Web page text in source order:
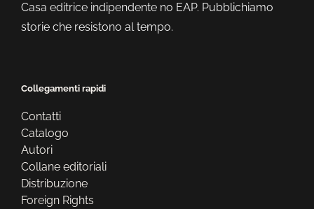
Casa editrice indipendente no EAP. Pubblichiamo
storie che resistono al tempo.
Collegamenti rapidi
Contatti
Catalogo
Autori
Collane editoriali
Distribuzione
Foreign Rights